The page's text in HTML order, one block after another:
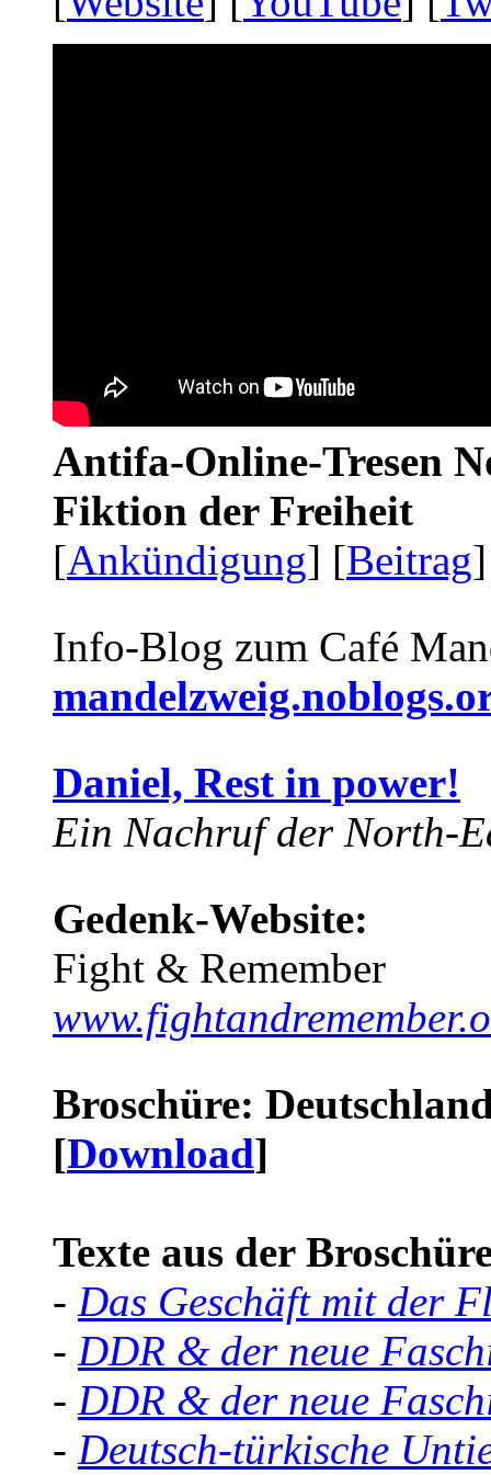
Antifa-Online-Tresen
Fiktion der Freiheit
[Ankündigung] [Beitrag
Info-Blog zum Café
Daniel, Rest in power!
Ein Nachruf der North-
Gedenk-Website:
Fight & Remember
Broschüre:
[Download]
Texte aus der
- Das Geschäft mit der
- DDR & der neue
- DDR & der neue
- Deutsch-türkische